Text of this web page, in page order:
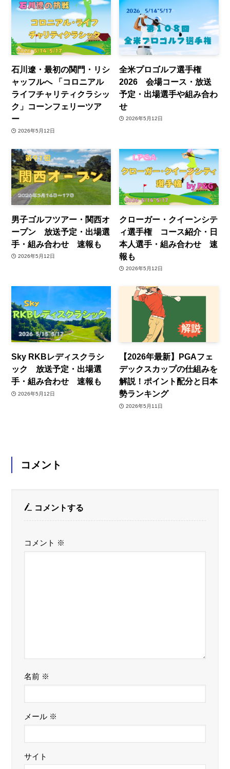
石川遼・最初の関門・リシ
ャッフルへ 「コロニアル
ライフチャリティクラシッ
ク」コーンフェリーツア
ー
2026年5月12日
全米プロゴルフ選手権
2026 会場コース・放送
予定・出場選手や組み合わ
せ
2026年5月12日
男子ゴルフツアー・関西オ
ープン 放送予定・出場選
手・組み合わせ 速報も
2026年5月12日
クローガー・クイーンシテ
ィ選手権 コース紹介・日
本人選手・組み合わせ 速
報も
2026年5月12日
Sky RKBレディスクラシ
ック 放送予定・出場選
手・組み合わせ 速報も
2026年5月12日
【2026年最新】PGAフェ
デックスカップの仕組みを
解説！ポイント配分と日本
勢ランキング
2026年5月11日
コメント
コメントする
コメント ※
名前 ※
メール ※
サイト